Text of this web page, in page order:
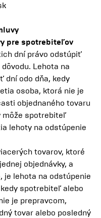
pre spotrebiteľov
dní právo odstúpiť
Lehota na
dní odo dňa, kedy
osoba, ktorá nie je
objednaného tovaru
môže spotrebiteľ
lehoty na odstúpenie
tovarov, ktoré
objednávky, a
je lehota na odstúpenie
spotrebiteľ alebo
je prepravcom,
tovar alebo posledný